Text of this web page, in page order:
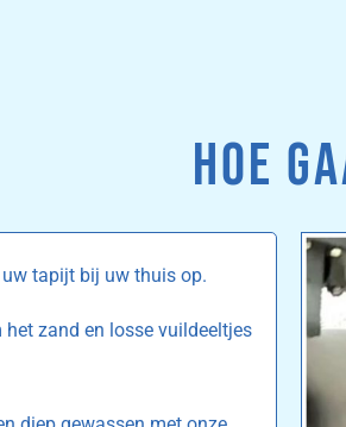
HOE
tapijt bij uw thuis op.
zand en losse vuildeeltjes